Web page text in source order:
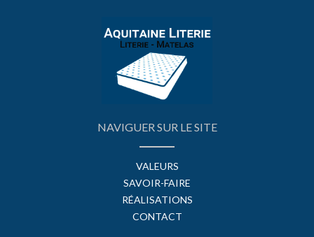
NAVIGUER SUR LE SITE
VALEURS
SAVOIR-FAIRE
RÉALISATIONS
CONTACT